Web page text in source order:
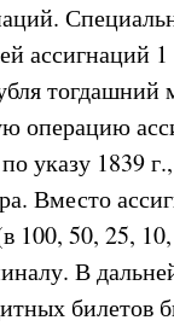
ассигнаций
операцию
указу 1839
Вместо
50, 25,
В
билетов